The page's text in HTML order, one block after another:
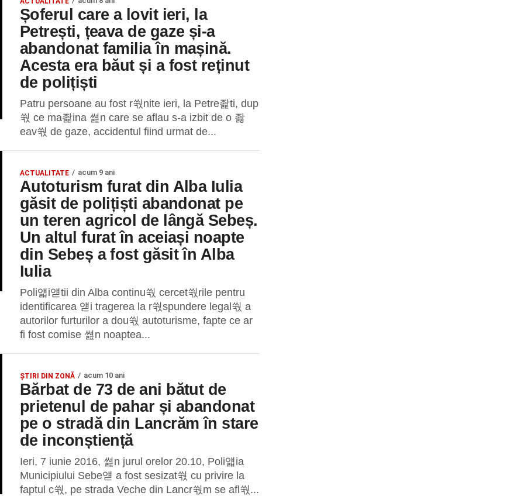
Șoferul care a lovit ieri, la
Petrești, țeava de gaze și-a
abandonat familia în mașină.
Acesta era băut și a fost reținut
de polițiști
Patru persoane au fost r쒃nite ieri, la Petre좙ti, dup
쒃 ce ma좙ina 쎮n care se aflau s-a izbit de o 좛
eav쒃 de gaze, accidentul fiind urmat de...
ACTUALITATE acum 9 ani
Autoturism furat din Alba Iulia
găsit de polițiști abandonat pe
un teren agricol de lângă Sebeș.
Un altul furat în aceiași noapte
din Sebeș a fost găsit în Alba
Iulia
Poli얣i얟tii din Alba continu쒃 cercet쒃rile pentru
identificarea 얟i tragerea la r쒃spundere legal쒃 a
autorilor furturilor a dou쒃 autoturisme, fapte ce ar
fi fost comise 쎮n noaptea...
ȘTIRI DIN ZONĂ acum 10 ani
Bărbat de 73 de ani bătut de
prietenul de pahar și abandonat
pe o stradă din Lancrăm în stare
de inconștiență
Ieri, 7 iunie 2016, 쎮n jurul orelor 20.10, Poli얣ia
Municipiului Sebe얟 a fost sesizat쒃 cu privire la
faptul c쒃, pe strada Veche din Lancr쒃m se afl쒃...